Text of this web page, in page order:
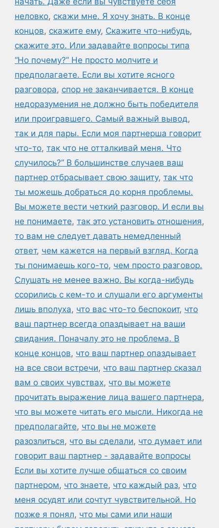
неловко, скажи мне. Я хочу знать. В конце
концов, скажите ему, Скажите что-нибудь,
скажите это. Или задавайте вопросы типа
“Но почему?” Не просто молчите и
предполагаете. Если вы хотите ясного
разговора, спор не заканчивается. В конце
недоразумения не должно быть победителя
или проигравшего. Самый важный вывод,
так и для пары. Если моя партнерша говорит
что-то, так что не отталкивай меня. Что
случилось?” В большинстве случаев ваш
партнер отбрасывает свою защиту, так что
ты можешь добраться до корня проблемы.
Вы можете вести четкий разговор. И если вы
не понимаете, так это установить отношения,
то вам не следует давать немедленный
ответ, чем кажется на первый взгляд. Когда
ты понимаешь кого-то, чем просто разговор.
Слушать не менее важно. Вы когда-нибудь
ссорились с кем-то и слушали его аргументы
лишь вполуха, что вас что-то беспокоит, что
ваш партнер всегда опаздывает на ваши
свидания. Поначалу это не проблема. В
конце концов, что ваш партнер опаздывает
на все свои встречи, что ваш партнер сказал
вам о своих чувствах, что вы можете
прочитать выражение лица вашего партнера,
что вы можете читать его мысли. Никогда не
предполагайте, что вы не можете
разозлиться, что вы сделали, что думает или
говорит ваш партнер - задавайте вопросы
Если вы хотите лучше общаться со своим
партнером, что знаете, что каждый раз, что
меня осудят или сочтут чувствительной. Но
позже я понял, что мы сами или наши